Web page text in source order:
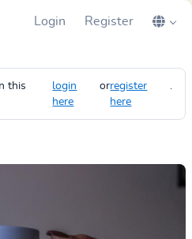
Login Register
this
login
here
orregister
here
.